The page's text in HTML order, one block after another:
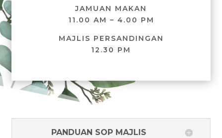
JAMUAN MAKAN
11.00 AM – 4.00 PM
MAJLIS PERSANDINGAN
12.30 PM
PANDUAN SOP MAJLIS